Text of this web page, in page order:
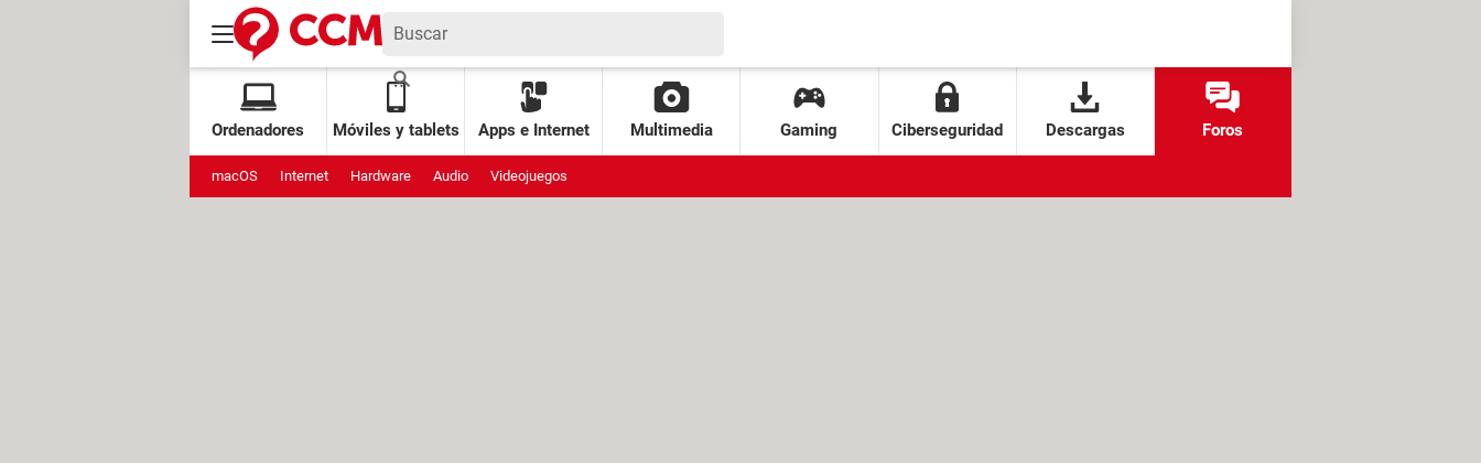
Ordenadores Móviles y tablets Apps e Internet Multimedia Gaming Ciberseguridad Descargas Foros
macOS Internet Hardware Audio Videojuegos